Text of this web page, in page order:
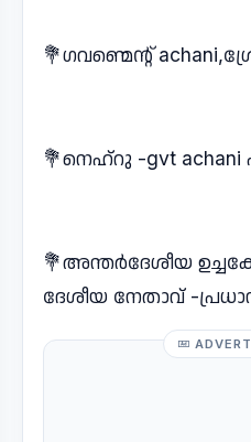
💐ഗവണ്മെന്റ്
💐നെഹ്‌റു -gvt achani
💐അന്തർദേശീയ
ദേശീയ നേതാവ് -